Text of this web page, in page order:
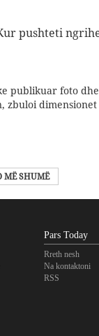
pushteti
publikuar foto
zbuloi
MË SHUMË
Pars Today
Rreth nesh
Na kontaktoni
RSS